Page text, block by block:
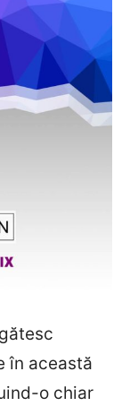
în această
o chiar